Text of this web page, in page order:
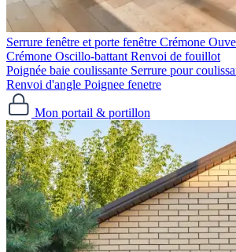
Serrure fenêtre et porte fenêtre
Crémone Oscillo-battant Renvoi de fouillot
Poignée baie coulissante Serrure pour
Renvoi d'angle Poignee fenetre
Mon portail & portillon